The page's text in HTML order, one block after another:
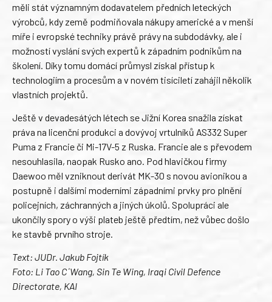
měli stát významným dodavatelem předních leteckých
výrobců, kdy země podmiňovala nákupy americké a v menší
míře i evropské techniky právě právy na subdodávky, ale i
možností vyslání svých expertů k západním podnikům na
školení. Díky tomu domácí průmysl získal přístup k
technologiím a procesům a v novém tisíciletí zahájil několik
vlastních projektů.
Ještě v devadesátých létech se Jižní Korea snažila získat
práva na licenční produkci a dovývoj vrtulníků AS332 Super
Puma z Francie či Mi-17V-5 z Ruska. Francie ale s převodem
nesouhlasila, naopak Rusko ano. Pod hlavičkou firmy
Daewoo měl vzniknout derivát MK-30 s novou avionikou a
postupně i dalšími moderními západními prvky pro plnění
policejních, záchranných a jiných úkolů. Spolupráci ale
ukončily spory o výši plateb ještě předtím, než vůbec došlo
ke stavbě prvního stroje.
Text: JUDr. Jakub Fojtík
Foto: Li Tao CˈWang, Sin Te Wing, Iraqi Civil Defence
Directorate, KAI